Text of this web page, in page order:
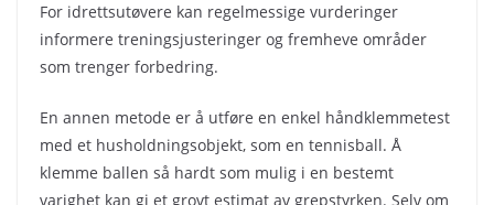
For idrettsutøvere kan regelmessige vurderinger
informere treningsjusteringer og fremheve områder
som trenger forbedring.
En annen metode er å utføre en enkel håndklemmetest
med et husholdningsobjekt, som en tennisball. Å
klemme ballen så hardt som mulig i en bestemt
varighet kan gi et grovt estimat av grepstyrken. Selv om